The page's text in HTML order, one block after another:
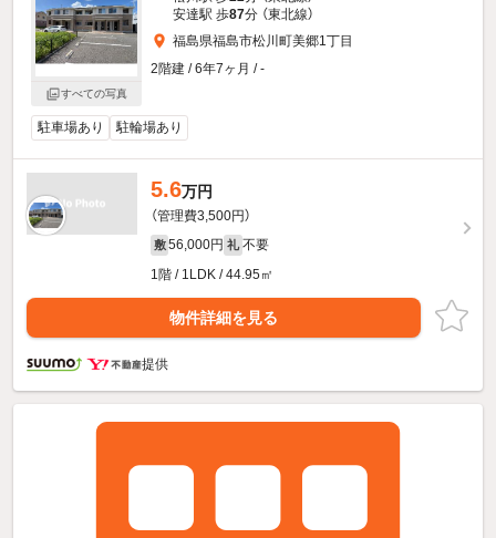
すべての写真
安達駅 歩87分 （東北線）
福島県福島市松川町美郷1丁目
2階建 / 6年7ヶ月 / -
駐車場あり 駐輪場あり
5.6万円
（管理費3,500円）
敷 56,000円 礼 不要
1階 / 1LDK / 44.95㎡
物件詳細を見る
提供